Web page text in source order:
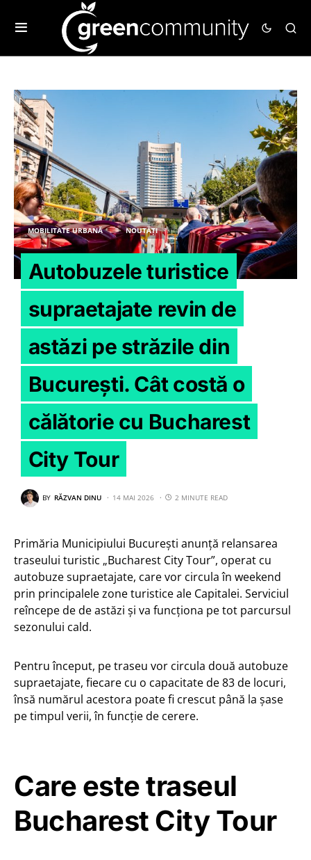
MOBILITATE URBANĂ NOUTĂȚI
Autobuzele turistice
supraetajate revin de
astăzi pe străzile din
București. Cât costă o
călătorie cu Bucharest
City Tour
BY RĂZVAN DINU 14 MAI 2026 2 MINUTE READ
Primăria Municipiului București anunță relansarea
traseului turistic „Bucharest City Tour”, operat cu
autobuze supraetajate, care vor circula în weekend
prin principalele zone turistice ale Capitalei. Serviciul
reîncepe de de astăzi și va funcționa pe tot parcursul
sezonului cald.
Pentru început, pe traseu vor circula două autobuze
supraetajate, fiecare cu o capacitate de 83 de locuri,
însă numărul acestora poate fi crescut până la șase
pe timpul verii, în funcție de cerere.
Care este traseul
Bucharest City Tour